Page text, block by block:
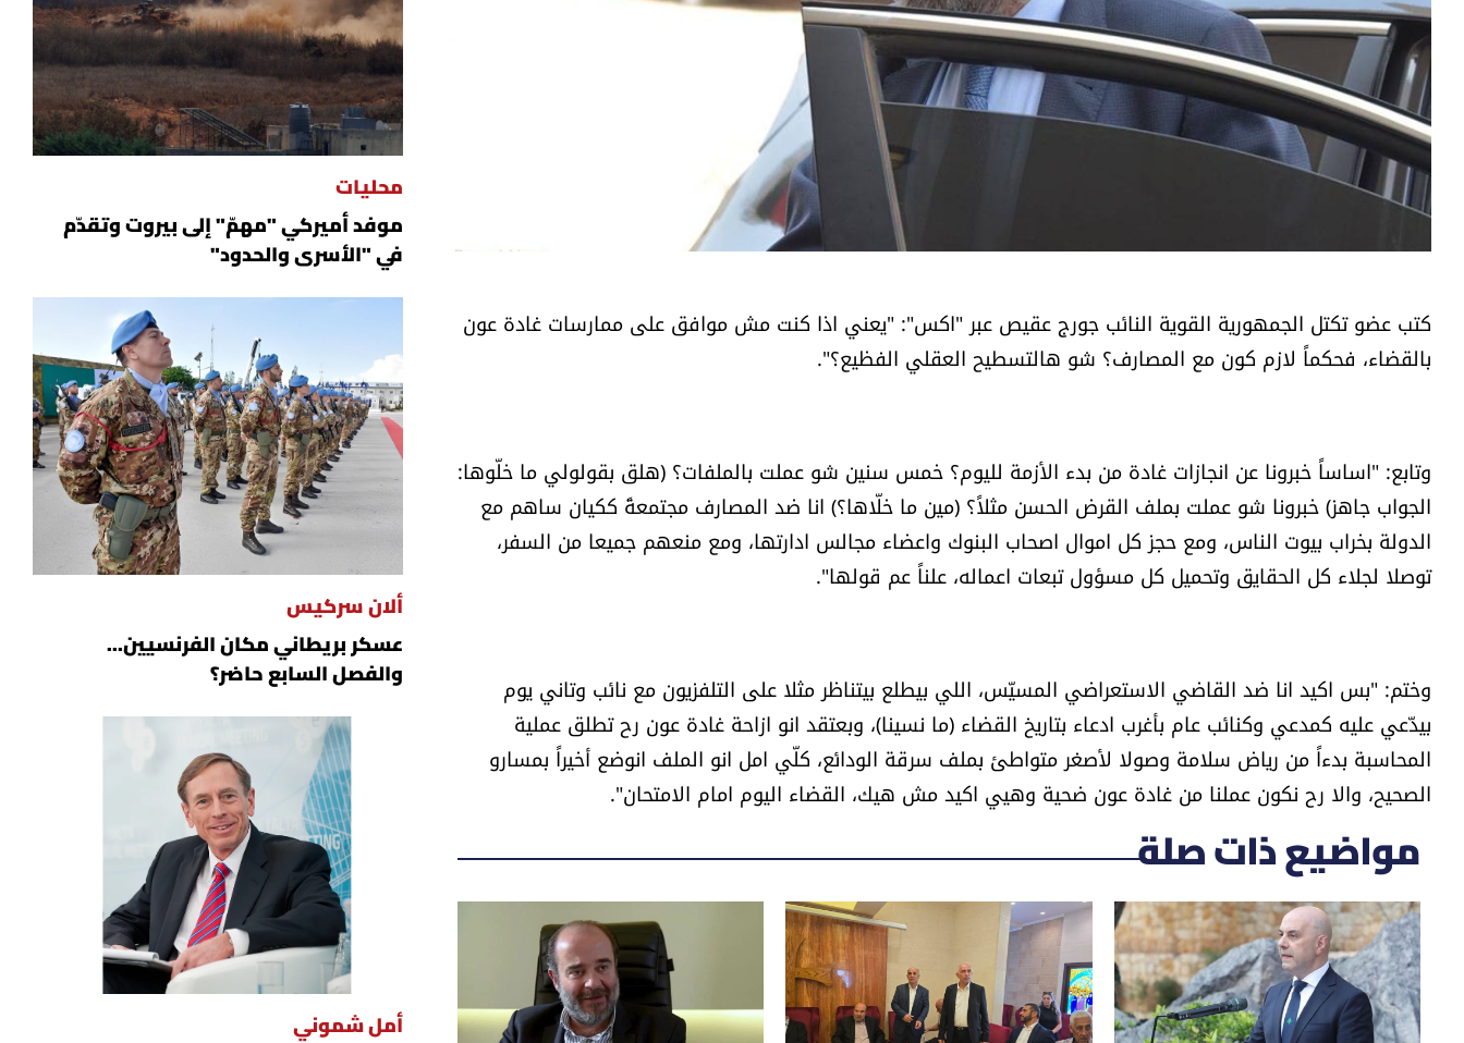
كتب عضو تكتل الجمهورية القوية النائب جورج عقيص عبر "اكس": "يعني اذا كنت مش موافق على ممارسات غادة عون
بالقضاء، فحكماً لازم كون مع المصارف؟ شو هالتسطيح العقلي الفظيع؟".
وتابع: "اساساً خبرونا عن انجازات غادة من بدء الأزمة لليوم؟ خمس سنين شو عملت بالملفات؟ (هلق بقولولي ما خلّوها:
الجواب جاهز) خبرونا شو عملت بملف القرض الحسن مثلاً؟ (مين ما خلّاها؟) انا ضد المصارف مجتمعةً ككيان ساهم مع
الدولة بخراب بيوت الناس، ومع حجز كل اموال اصحاب البنوك واعضاء مجالس ادارتها، ومع منعهم جميعا من السفر،
توصلا لجلاء كل الحقايق وتحميل كل مسؤول تبعات اعماله، علناً عم قولها".
وختم: "بس اكيد انا ضد القاضي الاستعراضي المسيّس، اللي بيطلع بيتناظر مثلا على التلفزيون مع نائب وتاني يوم
بيدّعي عليه كمدعي وكنائب عام بأغرب ادعاء بتاريخ القضاء (ما نسينا)، وبعتقد انو ازاحة غادة عون رح تطلق عملية
المحاسبة بدءاً من رياض سلامة وصولا لأصغر متواطئ بملف سرقة الودائع، كلّي امل انو الملف انوضع أخيراً بمسارو
الصحيح، والا رح نكون عملنا من غادة عون ضحية وهيي اكيد مش هيك، القضاء اليوم امام الامتحان".
مواضيع ذات صلة
محليات
موفد أميركي "مهمّ" إلى بيروت وتقدّم
في "الأسرى والحدود"
ألان سركيس
عسكر بريطاني مكان الفرنسيين...
والفصل السابع حاضر؟
أمل شموني